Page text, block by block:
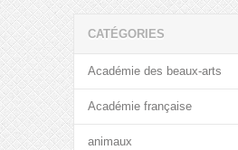
CATÉGORIES
Académie des beaux-arts
Académie française
animaux